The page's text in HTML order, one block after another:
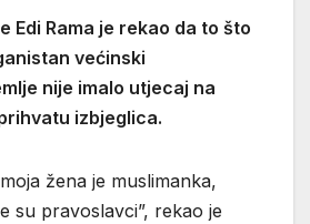
Edi Rama je rekao da to što
većinski
nije imalo utjecaj na
izbjeglica.
žena je muslimanka,
su pravoslavci”, rekao je